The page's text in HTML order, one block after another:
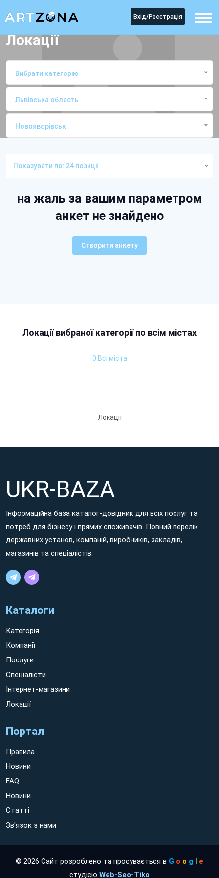
Вхід/Реєстрація
Локації
Вибрати категорію
Львівська область
Новояворівськ
Показувати по: 24 позиції
на жаль за вашим параметром
анкет не знайдено
Створити анкету
Локації вибраної категорії по всім містах
0 Всі міста
Локації
UKR-BAZA
Інформаційна база каталог-довідник для всіх послуг та
потреб для бізнесу і прямих споживачів. Повний перелік
державних установ, компаній, виробників, закладів,
магазинів та спеціалістів.
Каталоги
Категорія
Компанії
Послуги
Спеціалісти
Інтернет-магазини
Локації
Портал
Правила
Новини
FAQ
Новини
Статті
Зв'язок з нами
© 2026 Сайт розроблено та просувається в G o o g l e
студією Web-Seo-Tiko